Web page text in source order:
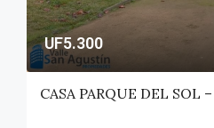
UF5.300
CASA PARQUE DEL SOL